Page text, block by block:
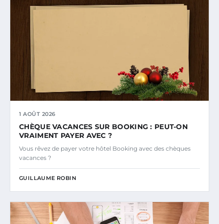
1 AOÛT 2026
CHÈQUE VACANCES SUR BOOKING : PEUT-ON
VRAIMENT PAYER AVEC ?
Vous rêvez de payer votre hôtel Booking avec des chèques
vacances ?
GUILLAUME ROBIN